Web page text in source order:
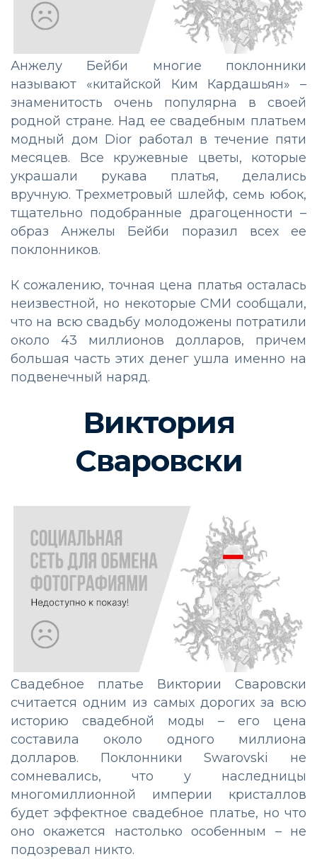
Анжелу Бейби многие поклонники
называют «китайской Ким Кардашьян» –
знаменитость очень популярна в своей
родной стране. Над ее свадебным платьем
модный дом Dior работал в течение пяти
месяцев. Все кружевные цветы, которые
украшали рукава платья, делались
вручную. Трехметровый шлейф, семь юбок,
тщательно подобранные драгоценности –
образ Анжелы Бейби поразил всех ее
поклонников.
К сожалению, точная цена платья осталась
неизвестной, но некоторые СМИ сообщали,
что на всю свадьбу молодожены потратили
около 43 миллионов долларов, причем
большая часть этих денег ушла именно на
подвенечный наряд.
Виктория
Сваровски
Свадебное платье Виктории Сваровски
считается одним из самых дорогих за всю
историю свадебной моды – его цена
составила около одного миллиона
долларов. Поклонники Swarovski не
сомневались, что у наследницы
многомиллионной империи кристаллов
будет эффектное свадебное платье, но что
оно окажется настолько особенным – не
подозревал никто.